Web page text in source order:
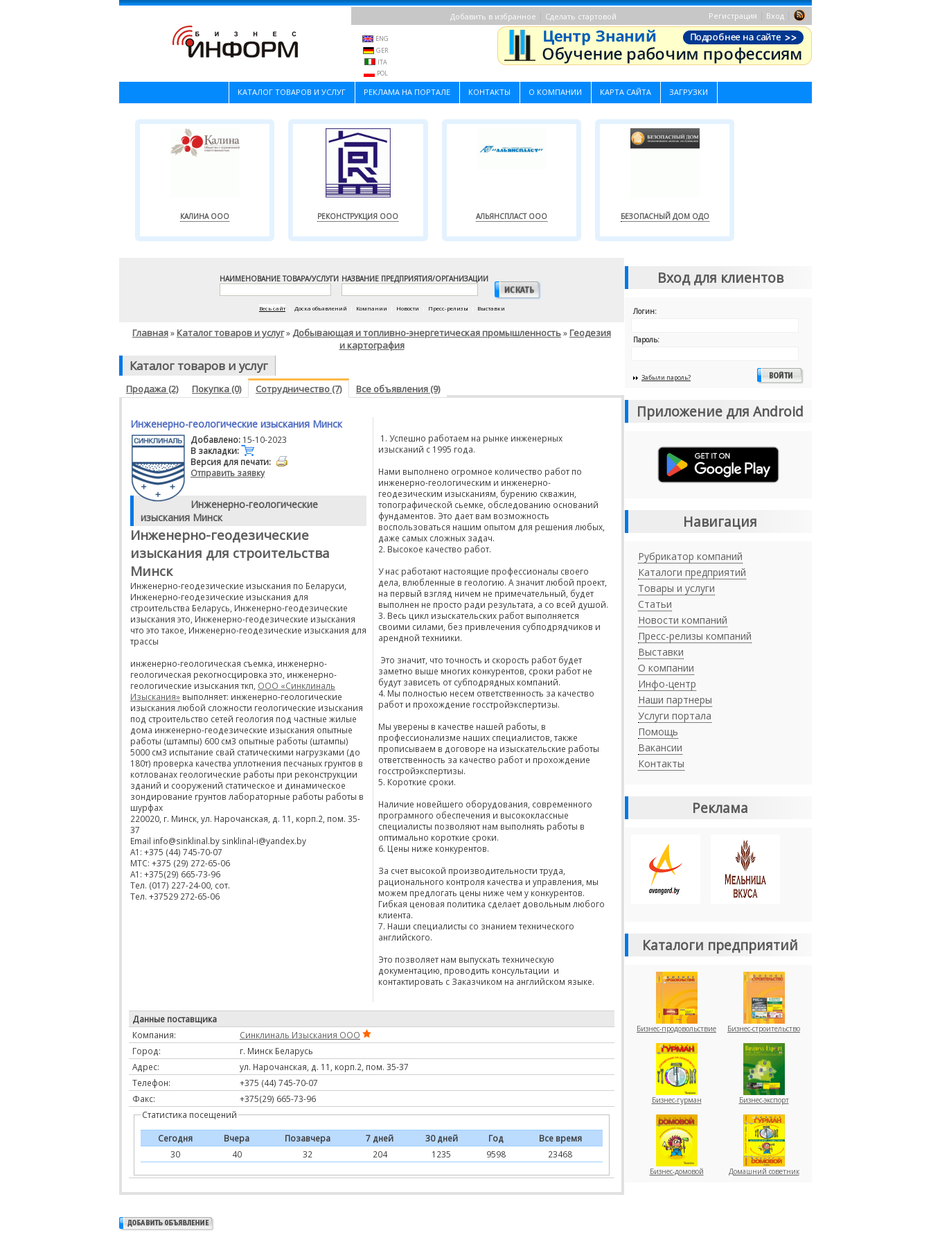
Регистрация Вход
Добавить в избранное Сделать стартовой
ENG
GER
ITA
POL
КАТАЛОГ ТОВАРОВ И УСЛУГ РЕКЛАМА НА ПОРТАЛЕ КОНТАКТЫ О КОМПАНИИ КАРТА САЙТА ЗАГРУЗКИ
КАЛИНА ООО РЕКОНСТРУКЦИЯ ООО АЛЬЯНСПЛАСТ ООО БЕЗОПАСНЫЙ ДОМ ОДО
НАИМЕНОВАНИЕ ТОВАРА/УСЛУГИ НАЗВАНИЕ ПРЕДПРИЯТИЯ/ОРГАНИЗАЦИИ
Весь сайт Доска объявлений Компании Новости Пресс-релизы Выставки
Главная» Каталог товаров и услуг» Добывающая и топливно-энергетическая промышленность» Геодезия
и картография
Каталог товаров и услуг
Продажа (2) Покупка (0) Сотрудничество (7) Все объявления (9)
Инженерно-геологические изыскания Минск
Добавлено: 15-10-2023
В закладки:
Версия для печати:
Отправить заявку
Инженерно-геологические
изыскания Минск
Инженерно-геодезические
изыскания для строительства
Минск
Инженерно-геодезические изыскания по Беларуси,
Инженерно-геодезические изыскания для
строительства Беларусь, Инженерно-геодезические
изыскания это, Инженерно-геодезические изыскания
что это такое, Инженерно-геодезические изыскания для
трассы
инженерно-геологическая съемка, инженерно-
геологическая рекогносцировка это, инженерно-
геологические изыскания ткп, ООО «Синклиналь
Изыскания» выполняет: инженерно-геологические
изыскания любой сложности геологические изыскания
под строительство сетей геология под частные жилые
дома инженерно-геодезические изыскания опытные
работы (штампы) 600 см3 опытные работы (штампы)
5000 см3 испытание свай статическими нагрузками (до
180т) проверка качества уплотнения песчаных грунтов в
котлованах геологические работы при реконструкции
зданий и сооружений статическое и динамическое
зондирование грунтов лабораторные работы работы в
шурфах
220020, г. Минск, ул. Нарочанская, д. 11, корп.2, пом. 35-
37
Email info@sinklinal.by sinklinal-i@yandex.by
A1: +375 (44) 745-70-07
MTC: +375 (29) 272-65-06
А1: +375(29) 665-73-96
Тел. (017) 227-24-00, сот.
Тел. +37529 272-65-06
1. Успешно работаем на рынке инженерных
изысканий с 1995 года.
Нами выполнено огромное количество работ по
инженерно-геологическим и инженерно-
геодезическим изысканиям, бурению скважин,
топографической сьемке, обследованию оснований
фундаментов. Это дает вам возможность
воспользоваться нашим опытом для решения любых,
даже самых сложных задач.
2. Высокое качество работ.
У нас работают настоящие профессионалы своего
дела, влюбленные в геологию. А значит любой проект,
на первый взгляд ничем не примечательный, будет
выполнен не просто ради результата, а со всей душой.
3. Весь цикл изыскательских работ выполняется
своими силами, без привлечения субподрядчиков и
арендной техниики.
Это значит, что точность и скорость работ будет
заметно выше многих конкурентов, сроки работ не
будут зависеть от субподрядных компаний.
4. Мы полностью несем ответственность за качество
работ и прохождение госстройэкспертизы.
Мы уверены в качестве нашей работы, в
профессионализме наших специалистов, также
прописываем в договоре на изыскательские работы
ответственность за качество работ и прохождение
госстройэкспертизы.
5. Короткие сроки.
Наличие новейшего оборудования, современного
програмного обеспечения и высококлассные
специалисты позволяют нам выполнять работы в
оптимально короткие сроки.
6. Цены ниже конкурентов.
За счет высокой производительности труда,
рационального контроля качества и управления, мы
можем предлогать цены ниже чем у конкурентов.
Гибкая ценовая политика сделает довольным любого
клиента.
7. Наши специалисты со знанием технического
английского.
Это позволяет нам выпускать техническую
документацию, проводить консультации и
контактировать с Заказчиком на английском языке.
Данные поставщика
Компания:
Синклиналь Изыскания ООО
Город:
г. Минск Беларусь
Адрес:
ул. Нарочанская, д. 11, корп.2, пом. 35-37
Телефон:
+375 (44) 745-70-07
Факс:
+375(29) 665-73-96
Статистика посещений
Сегодня Вчера Позавчера 7 дней 30 дней Год
Все время
30
40 32 204 1235 9598 23468
Вход для клиентов
Логин:
Пароль:
Забыли пароль?
Приложение для Android
Навигация
Рубрикатор компаний
Каталоги предприятий
Товары и услуги
Статьи
Новости компаний
Пресс-релизы компаний
Выставки
О компании
Инфо-центр
Наши партнеры
Услуги портала
Помощь
Вакансии
Контакты
Реклама
Каталоги предприятий
Бизнес-продовольствие Бизнес-строительство
Бизнес-гурман Бизнес-экспорт
Бизнес-домовой Домашний советник